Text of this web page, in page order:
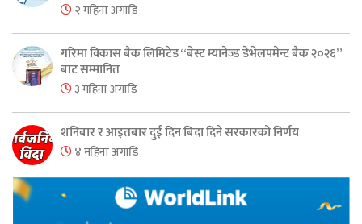
२ महिना अगाडि
गरिमा विकास बैंक लिमिटेड “बेस्ट म्यानेज्ड डेभेलपमेन्ट बैंक २०२६”
बाट सम्मानित
३ महिना अगाडि
शनिबार र आइतबार दुई दिन बिदा दिने सरकारको निर्णय
४ महिना अगाडि